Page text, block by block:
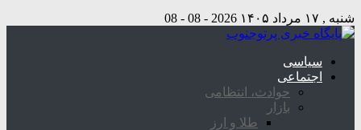
شنبه , ۱۷ مرداد ۱۴۰۵ 2026 - 08 - 08
سیاسی
اجتماعی
حوادث، انتظامی
بازار
طلا و ارز